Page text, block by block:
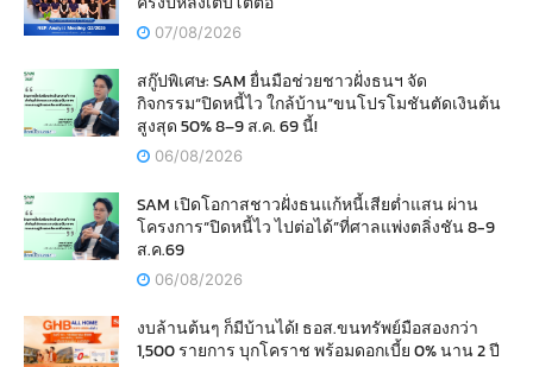
07/08/2026
สกู๊ปพิเศษ: SAM ยื่นมือช่วยชาวฝั่งธนฯ จัด
กิจกรรม“ปิดหนี้ไว ใกล้บ้าน”ขนโปรโมชันตัดเงินต้น
สูงสุด 50% 8–9 ส.ค. 69 นี้!
06/08/2026
SAM เปิดโอกาสชาวฝั่งธนแก้หนี้เสียต่ำแสน ผ่าน
โครงการ“ปิดหนี้ไว ไปต่อได้”ที่ศาลแพ่งตลิ่งชัน 8-9
ส.ค.69
06/08/2026
งบล้านต้นๆ ก็มีบ้านได้! ธอส.ขนทรัพย์มือสองกว่า
1,500 รายการ บุกโคราช พร้อมดอกเบี้ย 0% นาน 2 ปี